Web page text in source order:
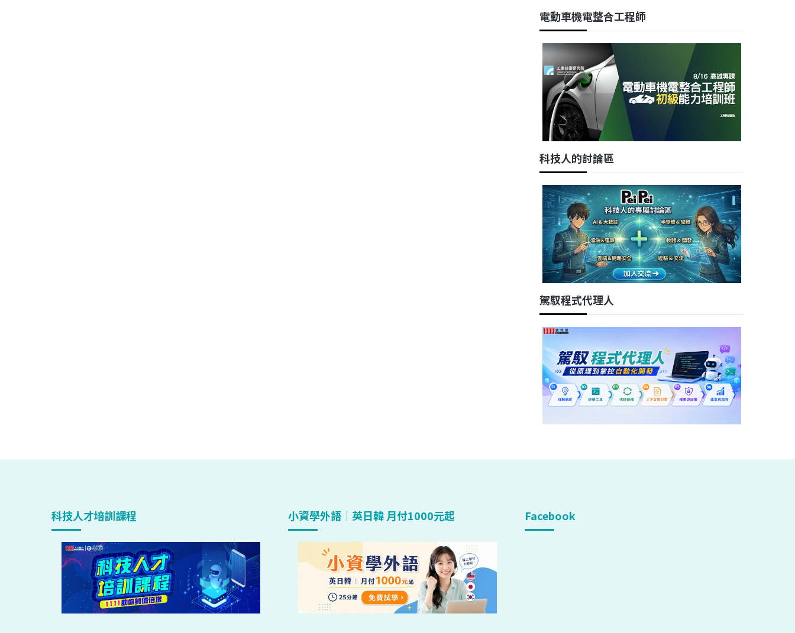
電動車機電整合工程師
科技人的討論區
駕馭程式代理人
科技人才培訓課程 小資學外語｜英日韓 月付1000元起 Facebook